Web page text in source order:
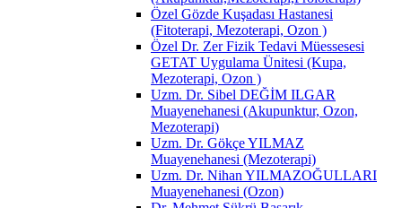
Özel Gözde Kuşadası Hastanesi
(Fitoterapi, Mezoterapi, Ozon )
Özel Dr. Zer Fizik Tedavi Müessesesi
GETAT Uygulama Ünitesi (Kupa,
Mezoterapi, Ozon )
Uzm. Dr. Sibel DEĞİM ILGAR
Muayenehanesi (Akupunktur, Ozon,
Mezoterapi)
Uzm. Dr. Gökçe YILMAZ
Muayenehanesi (Mezoterapi)
Uzm. Dr. Nihan YILMAZOĞULLARI
Muayenehanesi (Ozon)